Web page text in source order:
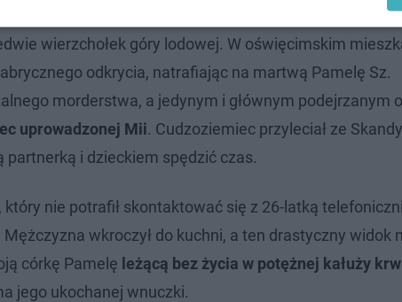
wierzchołek góry lodowej. W oświęcimskim
odkrycia, natrafiając na martwą Pamelę Sz.
morderstwa, a jedynym i głównym podejrzanym
uprowadzonej Mii. Cudzoziemiec przyleciał ze
partnerką i dzieckiem spędzić czas.
nie potrafił skontaktować się z 26-latką
wkroczył do kuchni, a ten drastyczny widok
córkę Pamelę leżącą bez życia w potężnej kałuży
jego ukochanej wnuczki.